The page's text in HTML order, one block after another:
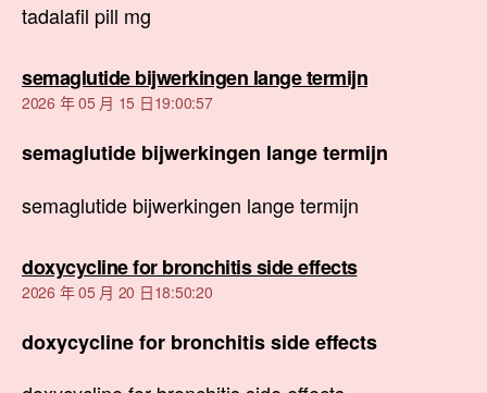
tadalafil pill mg
semaglutide bijwerkingen lange termijn表
示:
2026 年 05 月 15 日19:00:57
semaglutide bijwerkingen lange termijn
semaglutide bijwerkingen lange termijn
doxycycline for bronchitis side effects表
示:
2026 年 05 月 20 日18:50:20
doxycycline for bronchitis side effects